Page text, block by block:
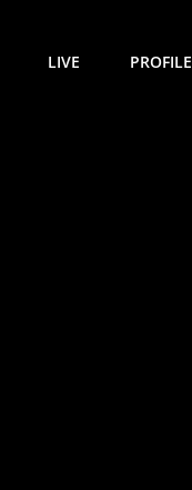
LIVE PROFILE